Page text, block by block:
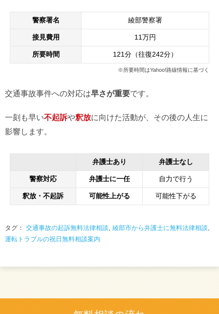
警察署名 綾部警察署
接見費用 11万円
所要時間 121分（往復242分）
※所要時間はYahoo!路線情報に基づく
交通事故事件への対応は早さが重要です。
一刻も早い不起訴や釈放に向けた活動が、その後の人生に
影響します。
弁護士あり 弁護士なし
警察対応 弁護士に一任 自力で行う
釈放・不起訴 可能性上がる 可能性下がる
タグ： 交通事故の起訴無料法律相談 綾部市から弁護士に無料法律相談
運転トラブルの祝日無料相談案内